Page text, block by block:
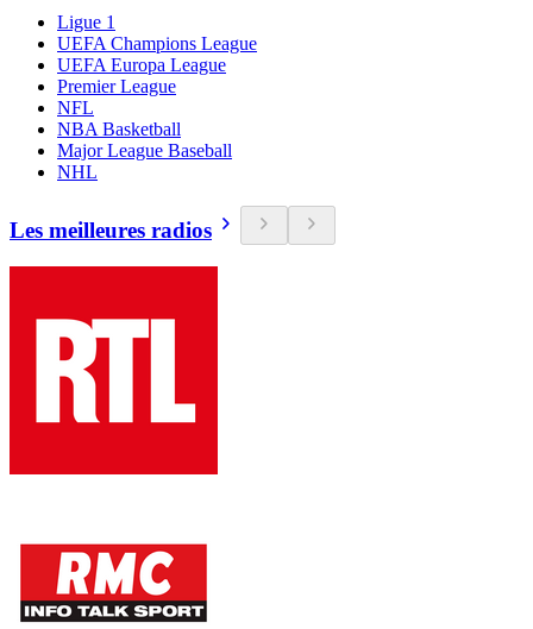
Ligue 1
UEFA Champions League
UEFA Europa League
Premier League
NFL
NBA Basketball
Major League Baseball
NHL
Les meilleures radios